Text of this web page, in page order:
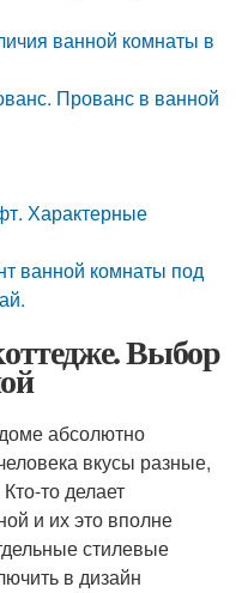
ванной комнаты в
Прованс в ванной
Характерные
ванной комнаты под
Выбор
абсолютно
вкусы разные,
то делает
и их это вполне
стилевые
в дизайн